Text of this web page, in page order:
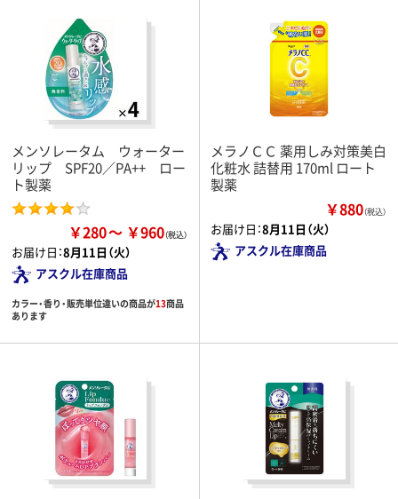
メンソレータム ウォーター
リップ SPF20／PA++ ロー
ト製薬
￥280 ￥960
お届け日：8月11日（火）
アスクル在庫商品
カラー・香り・販売単位違いの商品が13商品
あります
メラノＣＣ 薬用しみ対策美白
化粧水 詰替用 170ml ロート
製薬
￥880（税込）
お届け日：8月11日（火）
アスクル在庫商品